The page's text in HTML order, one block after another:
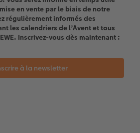
clients
Book «Art Collection»
sur carton mousse
décoration murale
de cadeaux
CEWE
à friandises personnalisée
en vente par le biais de notre
régulièrement informés des
les calendriers de l’Avent et tous
Inscrivez-vous dès maintenant :
à la newsletter